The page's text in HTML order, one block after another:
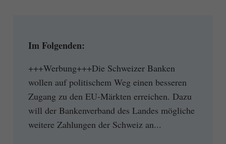
Im Folgenden:
+++Werbung+++Die Schweizer Banken
wollen auf politischem Weg einen besseren
Zugang zu den EU-Märkten erreichen. Dazu
will der Bankenverband des Landes mögliche
weitere Zahlungen der Schweiz an...